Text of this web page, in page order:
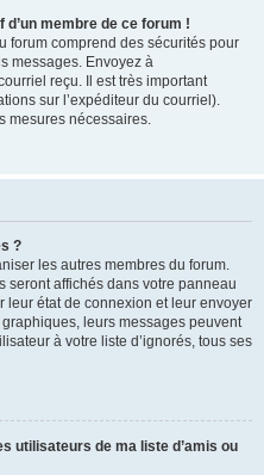
membre de ce forum !
forum comprend des sécurités pour
messages. Envoyez à
reçu. Il est très important
sur l’expéditeur du courriel).
mesures nécessaires.
?
les autres membres du forum.
seront affichés dans votre panneau
leur état de connexion et leur envoyer
leurs messages peuvent
à votre liste d’ignorés, tous ses
utilisateurs de ma liste d’amis ou